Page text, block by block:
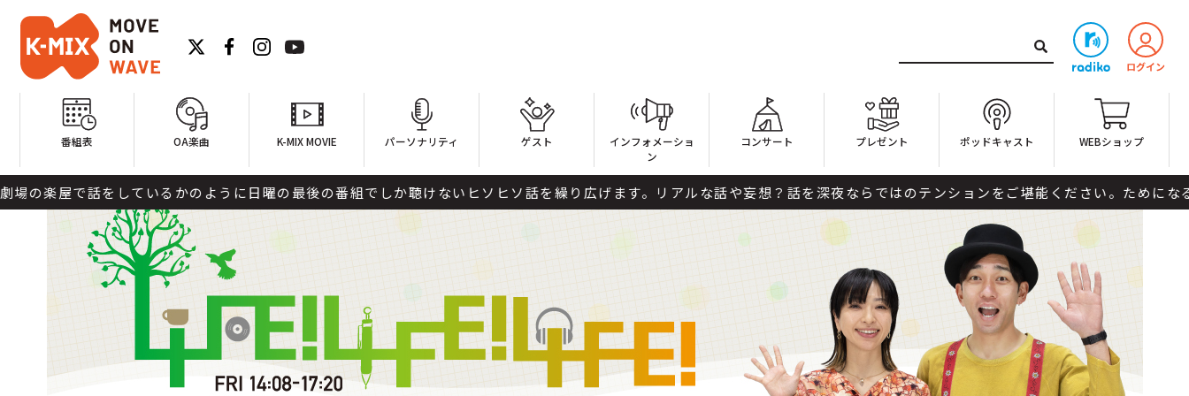
番組表 OA楽曲 K-MIX MOVIE パーソナリティ ゲスト
インフォメーショ
ン
コンサート プレゼント ポッドキャスト WEBショップ
話をしているかのように日曜の最後の番組でしか聴けないヒソヒソ話を繰り広げます。リアルな話や妄想？話を深夜ならではのテンションをご堪能ください。ためになるかなら